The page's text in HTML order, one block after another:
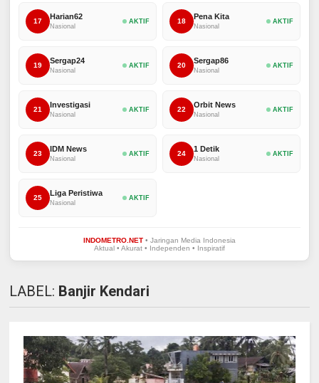
17
Harian62
Nasional
AKTIF 18
Pena Kita
Nasional
AKTIF
19
Sergap24
Nasional
AKTIF 20
Sergap86
Nasional
AKTIF
21
Investigasi
Nasional
AKTIF 22
Orbit News
Nasional
AKTIF
23
IDM News
Nasional
AKTIF 24
1 Detik
Nasional
AKTIF
25
Liga Peristiwa
Nasional
AKTIF
INDOMETRO.NET• Jaringan Media Indonesia
Aktual • Akurat • Independen • Inspiratif
LABEL: Banjir Kendari